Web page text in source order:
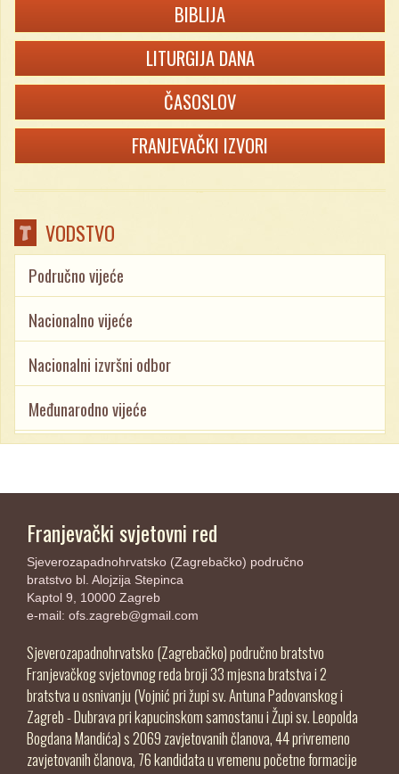
BIBLIJA
LITURGIJA DANA
ČASOSLOV
FRANJEVAČKI IZVORI
VODSTVO
Područno vijeće
Nacionalno vijeće
Nacionalni izvršni odbor
Međunarodno vijeće
Franjevački svjetovni red
Sjeverozapadnohrvatsko (Zagrebačko) područno
bratstvo bl. Alojzija Stepinca
Kaptol 9, 10000 Zagreb
e-mail: ofs.zagreb@gmail.com
Sjeverozapadnohrvatsko (Zagrebačko) područno bratstvo
Franjevačkog svjetovnog reda broji 33 mjesna bratstva i 2
bratstva u osnivanju (Vojnić pri župi sv. Antuna Padovanskog i
Zagreb - Dubrava pri kapucinskom samostanu i Župi sv. Leopolda
Bogdana Mandića) s 2069 zavjetovanih članova, 44 privremeno
zavjetovanih članova, 76 kandidata u vremenu početne formacije